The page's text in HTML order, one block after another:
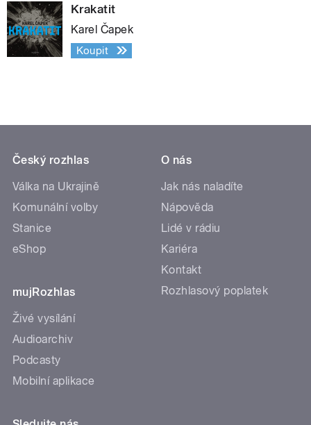
Krakatit
Karel Čapek
Koupit
Český rozhlas
Válka na Ukrajině
Komunální volby
Stanice
eShop
mujRozhlas
Živé vysílání
Audioarchiv
Podcasty
Mobilní aplikace
O nás
Jak nás naladíte
Nápověda
Lidé v rádiu
Kariéra
Kontakt
Rozhlasový poplatek